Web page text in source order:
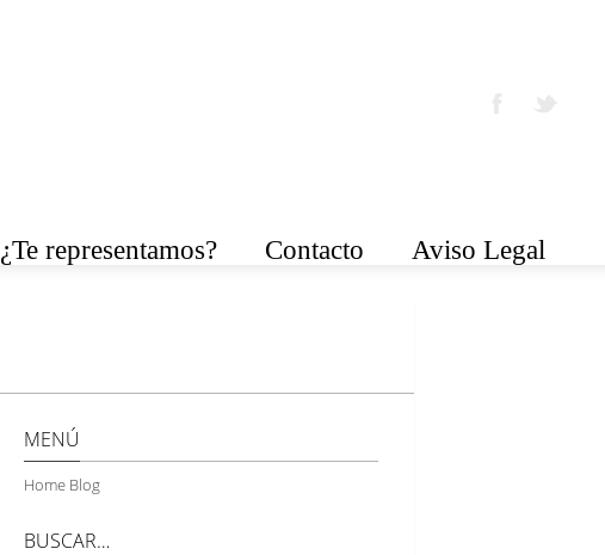
¿Te representamos? Contacto Aviso Legal
MENÚ
Home Blog
BUSCAR…